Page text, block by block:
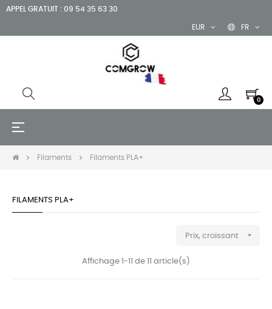
APPEL GRATUIT : 09 54 35 63 30
FR
EUR
0
Basculer
☰
Filaments Filaments PLA+
FILAMENTS PLA+
Prix, croissant 
Affichage 1-11 de 11 article(s)